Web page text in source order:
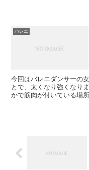
バレエ
今回はバレエダンサーの
とで、太くなり強くなり
かで筋肉が付いている場